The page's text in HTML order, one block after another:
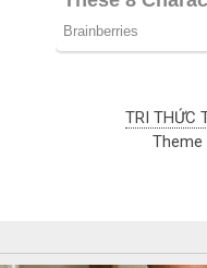
TRI THỨC
Theme